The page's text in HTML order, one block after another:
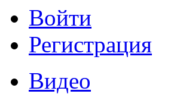
Войти
Регистрация
Видео